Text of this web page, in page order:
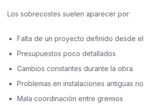
Los sobrecostes suelen aparecer por:
Falta de un proyecto definido desde el
Presupuestos poco detallados
Cambios constantes durante la obra
Problemas en instalaciones antiguas
Mala coordinación entre gremios